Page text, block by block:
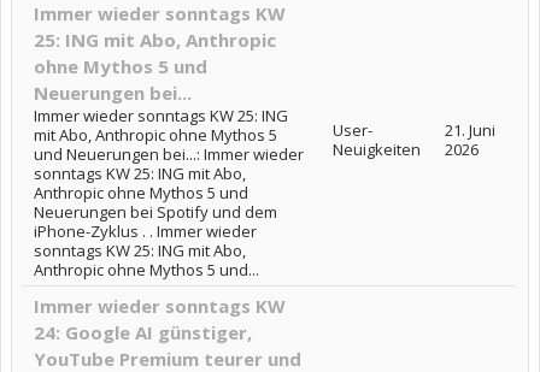
Immer wieder sonntags KW
25: ING mit Abo, Anthropic
ohne Mythos 5 und
Neuerungen bei...
Immer wieder sonntags KW 25: ING
mit Abo, Anthropic ohne Mythos 5
und Neuerungen bei...: Immer wieder
sonntags KW 25: ING mit Abo,
Anthropic ohne Mythos 5 und
Neuerungen bei Spotify und dem
iPhone-Zyklus . . Immer wieder
sonntags KW 25: ING mit Abo,
Anthropic ohne Mythos 5 und...
User-
Neuigkeiten
21. Juni
2026
Immer wieder sonntags KW
24: Google AI günstiger,
YouTube Premium teurer und